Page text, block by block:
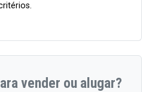
vender ou alugar?